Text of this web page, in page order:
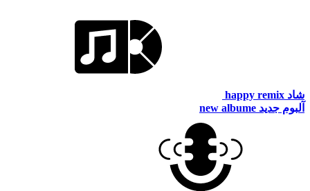
شاد happy remix
آلبوم جدید new albume